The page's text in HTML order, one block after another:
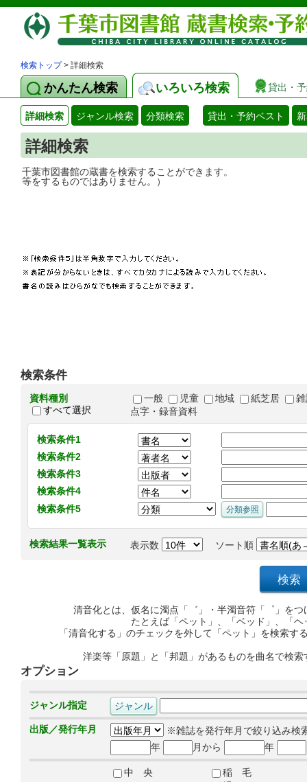
検索トップ> 詳細検索
かんたん検索 いろいろ検索 貸出・
詳細検索 ジャンル検索 分類検索 貸出・予約ベスト
詳細検索
千葉市図書館の蔵書を検索することがで
等をするものではありません。）
検索条件
資料種別
すべて選択
一般 児童 地域 紙芝居
点字・録音資料
検索条件1
検索条件2
検索条件3
検索条件4
検索条件5
検索結果一覧表示 表示数 ソート順
清音化とは、仮名に濁点「゛」・半濁音符「゜」を
たとえば「ペット」、「ベッド」、「
「清音化する」のチェックを外して「ペット」を検索
洋楽等「原題」と「邦題」があるものを曲名で検
オプション
ジャンル指定
出版／発行年月
※雑誌を発行年月で絞り込み検
年
月から 年
中 央
稲 毛